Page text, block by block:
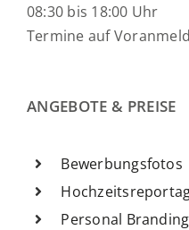
08:30 bis 18:00 Uhr
Termine auf
ANGEBOTE & PREISE
Bewerbungsfotos
Personal Branding